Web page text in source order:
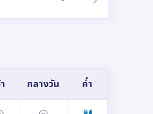
กลางวัน ค่ำ